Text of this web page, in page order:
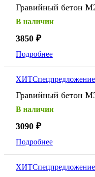
Гравийный бетон
В наличии
3850 ₽
Подробнее
ХИТСпецпредложение
Гравийный бетон
В наличии
3090 ₽
Подробнее
ХИТСпецпредложение